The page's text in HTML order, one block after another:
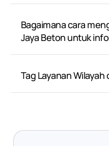
Bagaimana cara
Jaya Beton untuk
Tag Layanan Wilayah